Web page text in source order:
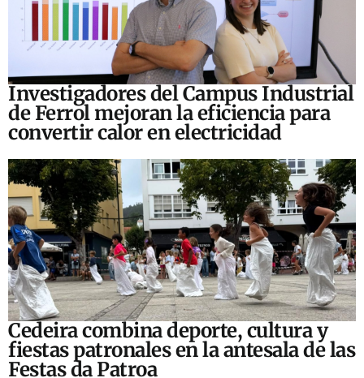
Investigadores del Campus Industrial
de Ferrol mejoran la eficiencia para
convertir calor en electricidad
Cedeira combina deporte, cultura y
fiestas patronales en la antesala de las
Festas da Patroa